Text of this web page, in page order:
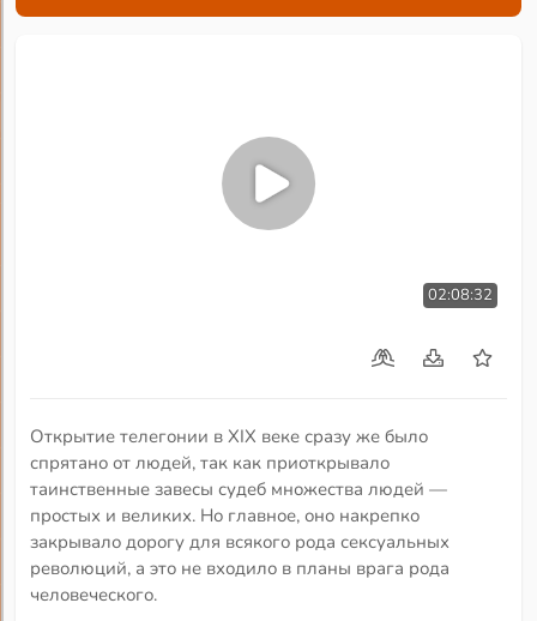
02:08:32
Открытие телегонии в XIX веке сразу же было
спрятано от людей, так как приоткрывало
таинственные завесы судеб множества людей —
простых и великих. Но главное, оно накрепко
закрывало дорогу для всякого рода сексуальных
революций, а это не входило в планы врага рода
человеческого.